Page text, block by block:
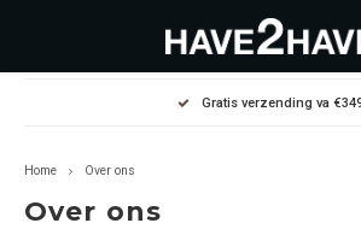
Hoofdmenu / dames
Jassen Diverse
Hoofdmenu / heren
Hoodies
Hoofdmenu / outlet deals
Diverse
Gratis verzending va
Home Over ons
Over ons